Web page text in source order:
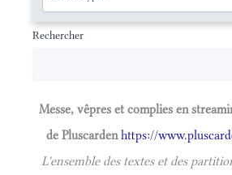
Rechercher
Messe, vêpres et complies en
de Pluscardenhttps://
L'ensemble des textes et des